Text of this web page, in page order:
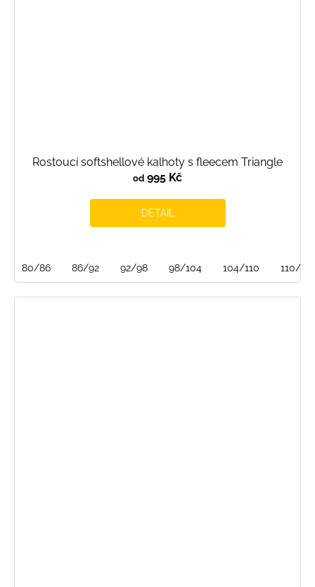
Rostoucí softshellové kalhoty s fleecem Triangle
od 995 Kč
DETAIL
80/86 86/92 92/98 98/104 104/110 110/116